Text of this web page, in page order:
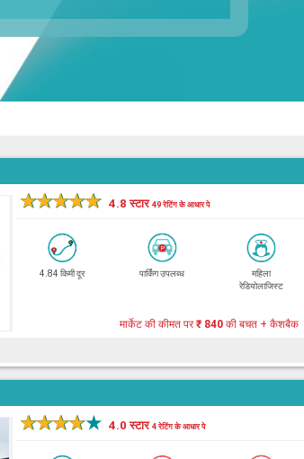
★★★★★ 4.8 स्टार49 रेटिंग के आधार पे
4.84 किमी दूर पार्किंग उपलब्ध
महिला
रेडियोलाजिस्ट
मार्केट की कीमत पर₹ 840 की बचत + कैशबैक
★★★★★ 4.0 स्टार4 रेटिंग के आधार पे